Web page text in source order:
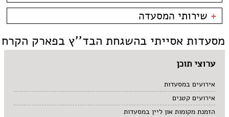
קניון מול הים - טיילת
צמחוני/טבעוני
פירות ים
סושי
אוכל ביתי
בית קפה
טאפאס בר
סיני
כשרות
כשר למהדרין
+ שירותי המסעדה
משלוחים
מסעדות אסייתי בהשגחת הבד''ץ בפארק הקרח
ערוצי תוכן
אירועים במסעדות
אירועים קטנים
הזמנת מקומות און ליין במסעדות